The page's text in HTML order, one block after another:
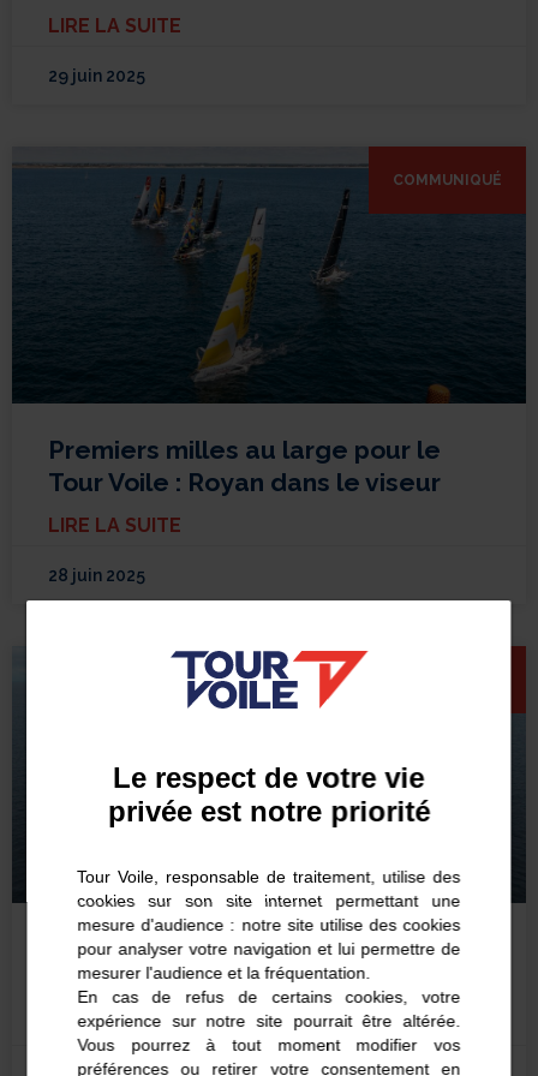
LIRE LA SUITE
29 juin 2025
COMMUNIQUÉ
Premiers milles au large pour le
Tour Voile : Royan dans le viseur
LIRE LA SUITE
28 juin 2025
Le Tour Voile débarque à Royan
demain : le détail des animations !
LIRE LA SUITE
Le respect de votre vie
privée est notre priorité
Tour Voile, responsable de traitement, utilise des
cookies sur son site internet permettant une
mesure d'audience : notre site utilise des cookies
pour analyser votre navigation et lui permettre de
mesurer l'audience et la fréquentation.
En cas de refus de certains cookies, votre
expérience sur notre site pourrait être altérée.
Vous pourrez à tout moment modifier vos
préférences ou retirer votre consentement en